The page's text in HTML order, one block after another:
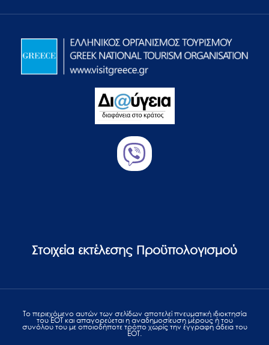
Στοιχεία εκτέλεσης Προϋπολογισμού
Το περιεχόμενο αυτών των σελίδων αποτελεί πvευματική ιδιοκτησία
του ΕΟΤ και απαγορεύεται η αναδημοσίευση μέρους ή του
συνόλου του με οποιοδήποτε τρόπο χωρίς την έγγραφη άδεια του
ΕΟΤ.